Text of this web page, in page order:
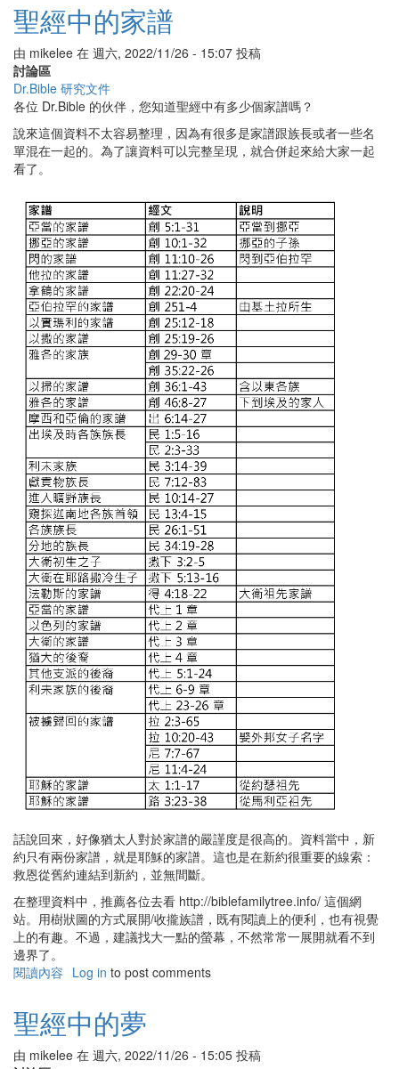
門
經
節
聖經中的家譜
由 mikelee 在 週六, 2022/11/26 - 15:07 投稿
討論區
Dr.Bible 研究文件
各位 Dr.Bible 的伙伴，您知道聖經中有多少個家譜嗎？
說來這個資料不太容易整理，因為有很多是家譜跟族長或者一些名
單混在一起的。為了讓資料可以完整呈現，就合併起來給大家一起
看了。
話說回來，好像猶太人對於家譜的嚴謹度是很高的。資料當中，新
約只有兩份家譜，就是耶穌的家譜。這也是在新約很重要的線索：
救恩從舊約連結到新約，並無間斷。
在整理資料中，推薦各位去看 http://biblefamilytree.info/ 這個網
站。用樹狀圖的方式展開/收攏族譜，既有閱讀上的便利，也有視覺
上的有趣。不過，建議找大一點的螢幕，不然常常一展開就看不到
邊界了。
閱讀內容 有
經
的
Log in to post comments
聖經中的夢
由 mikelee 在 週六, 2022/11/26 - 15:05 投稿